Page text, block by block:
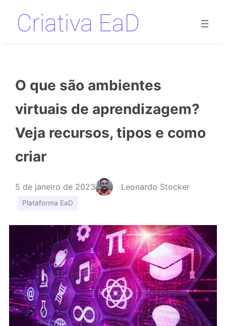
Pular
para
O que são ambientes
virtuais de aprendizagem?
Veja recursos, tipos e como
criar
5 de janeiro de 2023 Leonardo Stocker
Plataforma EaD